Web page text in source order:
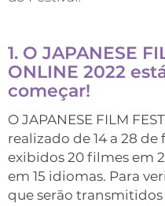
1. O JAPANESE
ONLINE 2022
começar!
O JAPANESE FILM
realizado de 14 a 28 de
exibidos 20 filmes em
em 15 idiomas. Para
que serão transmitidos